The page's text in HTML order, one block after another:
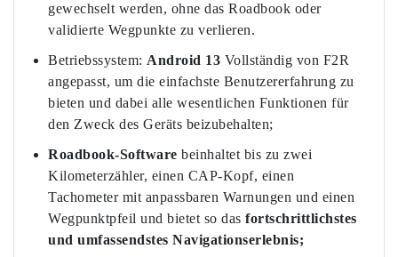
gewechselt werden, ohne das Roadbook oder
validierte Wegpunkte zu verlieren.
Betriebssystem: Android 13 Vollständig von F2R
angepasst, um die einfachste Benutzererfahrung zu
bieten und dabei alle wesentlichen Funktionen für
den Zweck des Geräts beizubehalten;
Roadbook-Software beinhaltet bis zu zwei
Kilometerzähler, einen CAP-Kopf, einen
Tachometer mit anpassbaren Warnungen und einen
Wegpunktpfeil und bietet so das fortschrittlichstes
und umfassendstes Navigationserlebnis;